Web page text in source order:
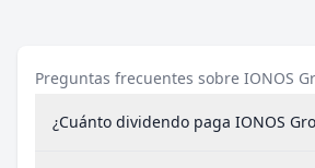
Preguntas frecuentes sobre IONOS
¿Cuánto dividendo paga IONOS